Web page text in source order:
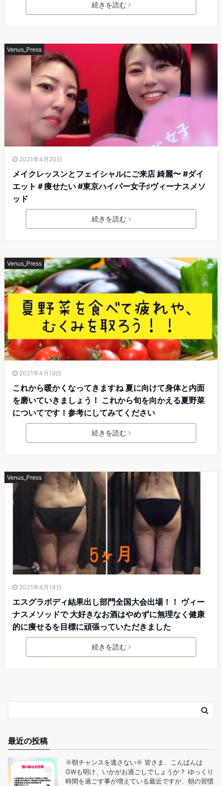
続きを読む
Venus_Press
2021年4月20日
メイクレッスンとフェイシャルにご来店️ 綺麗〜 #ダイ
エット＃痩せたい #東京ハイパー女子♯ヴィーナスメソ
ッド
続きを読む
Venus_Press
2021年4月19日
これから暖かくなってきますね 夏に向けて身体と内面
を磨いていきましょう！️ これから旬を向かえる夏野菜
についてです！参考にしてみてください
続きを読む
Venus_Press
2021年4月14日
エスグラボディ結果出し部門全国大会出場！！ ヴィー
ナスメソッドで 大好きなお酒はやめずに無理なく健康
的に痩せるを目標に頑張っていただきました
続きを読む
最近の投稿
🌞朝チャンスを逃さない🌞 皆さま、こんばんは
GWも明け、いかがお過ごしでしょうか？ ゆっくり
時間を過ごす事が増えている最近ですが、朝の習慣